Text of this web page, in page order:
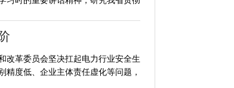
改革委员会坚决扛起电力行业安全生
精度低、企业主体责任虚化等问题，